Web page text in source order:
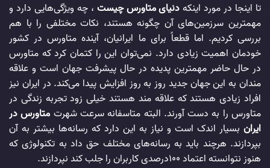
تا اینجا در مورد اینکهدنیای متاورس چیست ، چه ویژگی‌هایی دارد و
مهمترین سرزمین‌های آن چگونه هستند، نکات مختلفی را با هم
بررسی کردیم. اما قطعاً برای ما ایرانیان، آینده متاورس در کشور
خودمان اهمیت زیادی دارد. نمی‌توان این را کتمان کرد که متاورس
در حال حاضر مهمترین پدیده در حال پیشرفت جهان است و علاقه
مندان به این جهان جدید روز به روز افزایش پیدا می‌کند. در ایران نیز
افراد زیادی هستند که علاقه مند هستند خیلی زود تجربه زندگی در
متاورس را به دست آورند. البته متاسفانه سرعت شهرت متاورس در
ایران بسیار اندک است و نیاز به این دارد که رسانه‌ها بیشتر به آن
بپردازند. هرچند باید به رسانه‌های مختلف حق داد به تکنولوژی که
هنوز نتوانسته اعتماد ۱۰۰درصدی کاربران را جلب کند نپردازند.